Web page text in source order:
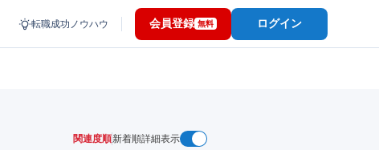
転職成功ノウハウ 会員登録 無料 ログイン
関連度順新着順詳細表示